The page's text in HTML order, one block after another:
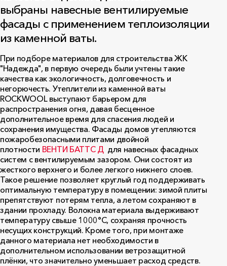
выбраны навесные вентилируемые
фасады с применением теплоизоляции
из каменной ваты.
При подборе материалов для строительства ЖК
"Надежда", в первую очередь были учтены такие
качества как экологичность, долговечность и
негорючесть. Утеплители из каменной ваты
ROCKWOOL выступают барьером для
распространения огня, давая бесценное
дополнительное время для спасения людей и
сохранения имущества. Фасады домов утепляются
пожаробезопасными плитами двойной
плотности ВЕНТИ БАТТС Ддля навесных фасадных
систем с вентилируемым зазором. Они состоят из
жесткого верхнего и более легкого нижнего слоев.
Такое решение позволяет круглый год поддерживать
оптимальную температуру в помещении: зимой плиты
препятствуют потерям тепла, а летом сохраняют в
здании прохладу. Волокна материала выдерживают
температуру свыше 1000°С, сохраняя прочность
несущих конструкций. Кроме того, при монтаже
данного материала нет необходимости в
дополнительном использовании ветрозащитной
плёнки, что значительно уменьшает расход средств.